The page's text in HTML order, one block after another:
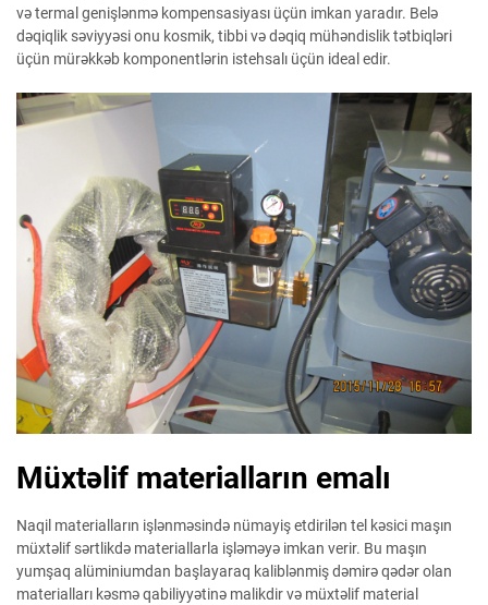
və termal genişlənmə kompensasiyası üçün imkan yaradır. Belə
dəqiqlik səviyyəsi onu kosmik, tibbi və dəqiq mühəndislik tətbiqləri
üçün mürəkkəb komponentlərin istehsalı üçün ideal edir.
Müxtəlif materialların emalı
Naqil materialların işlənməsində nümayiş etdirilən tel kəsici maşın
müxtəlif sərtlikdə materiallarla işləməyə imkan verir. Bu maşın
yumşaq alüminiumdan başlayaraq kaliblənmiş dəmirə qədər olan
materialları kəsmə qabiliyyətinə malikdir və müxtəlif material